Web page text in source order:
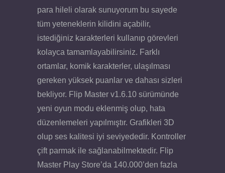
para hileli olarak sunuyorum bu sayede
tüm yeteneklerin kilidini açabilir,
istediğiniz karakterleri kullanıp görevleri
kolayca tamamlayabilirsiniz. Farklı
ortamlar, komik karakterler, ulaşılması
gereken yüksek puanlar ve dahası sizleri
bekliyor. Flip Master v1.6.10 sürümünde
yeni oyun modu eklenmiş olup, hata
düzenlemeleri yapılmıştır. Grafikleri 3D
olup ses kalitesi iyi seviyededir. Kontroller
çift parmak ile sağlanabilmektedir. Flip
Master Play Store’da 140.000’den fazla